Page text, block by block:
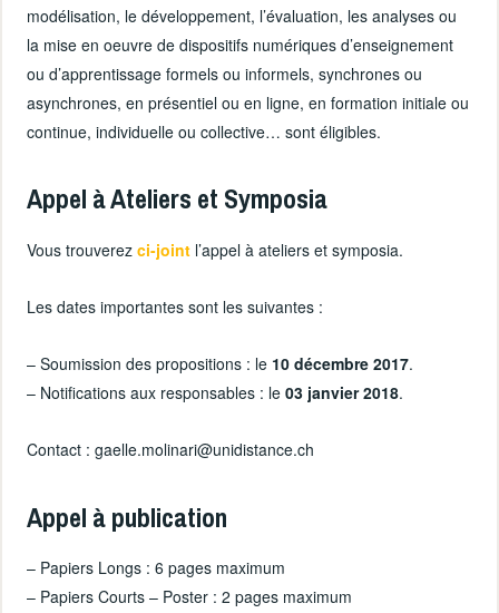
modélisation, le développement, l’évaluation, les analyses ou
la mise en oeuvre de dispositifs numériques d’enseignement
ou d’apprentissage formels ou informels, synchrones ou
asynchrones, en présentiel ou en ligne, en formation initiale ou
continue, individuelle ou collective… sont éligibles.
Appel à Ateliers et Symposia
Vous trouverezci-joint l’appel à ateliers et symposia.
Les dates importantes sont les suivantes :
– Soumission des propositions : le 10 décembre 2017.
– Notifications aux responsables : le03 janvier 2018.
Contact : gaelle.molinari@unidistance.ch
Appel à publication
– Papiers Longs : 6 pages maximum
– Papiers Courts – Poster : 2 pages maximum